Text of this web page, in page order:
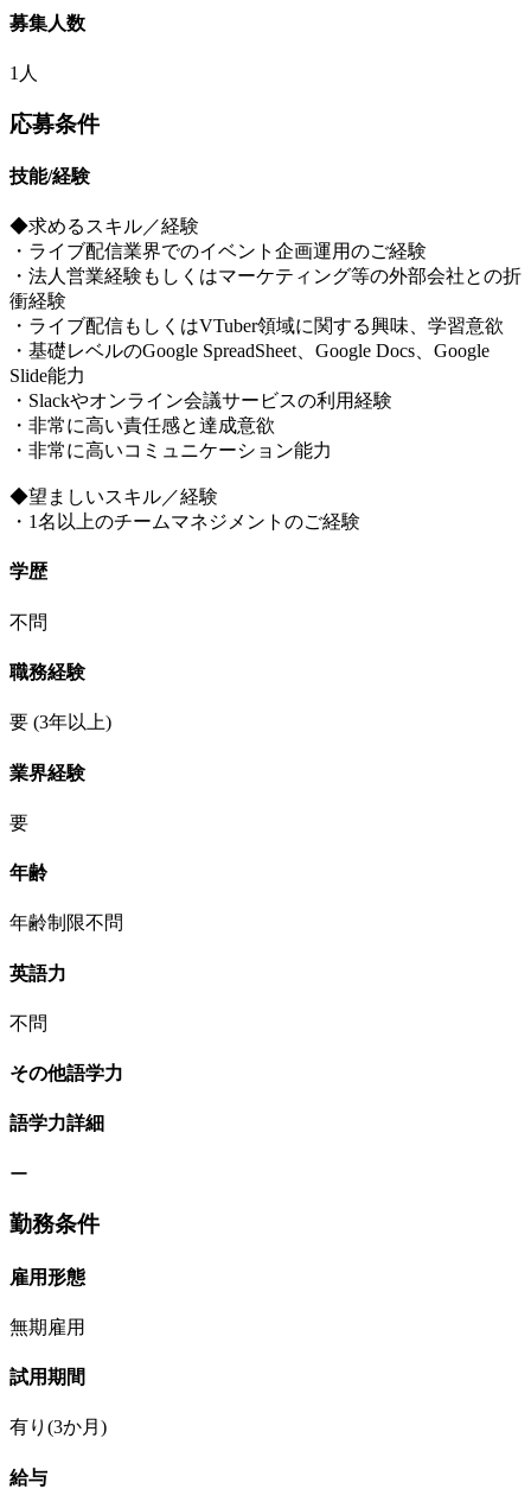
募集人数
1人
応募条件
技能/経験
◆求めるスキル／経験
・ライブ配信業界でのイベント企画運用のご経験
・法人営業経験もしくはマーケティング等の外部会社との折
衝経験
・ライブ配信もしくはVTuber領域に関する興味、学習意欲
・基礎レベルのGoogle SpreadSheet、Google Docs、Google
Slide能力
・Slackやオンライン会議サービスの利用経験
・非常に高い責任感と達成意欲
・非常に高いコミュニケーション能力
◆望ましいスキル／経験
・1名以上のチームマネジメントのご経験
学歴
不問
職務経験
要 (3年以上)
業界経験
要
年齢
年齢制限不問
英語力
不問
その他語学力
語学力詳細
ー
勤務条件
雇用形態
無期雇用
試用期間
有り(3か月)
給与